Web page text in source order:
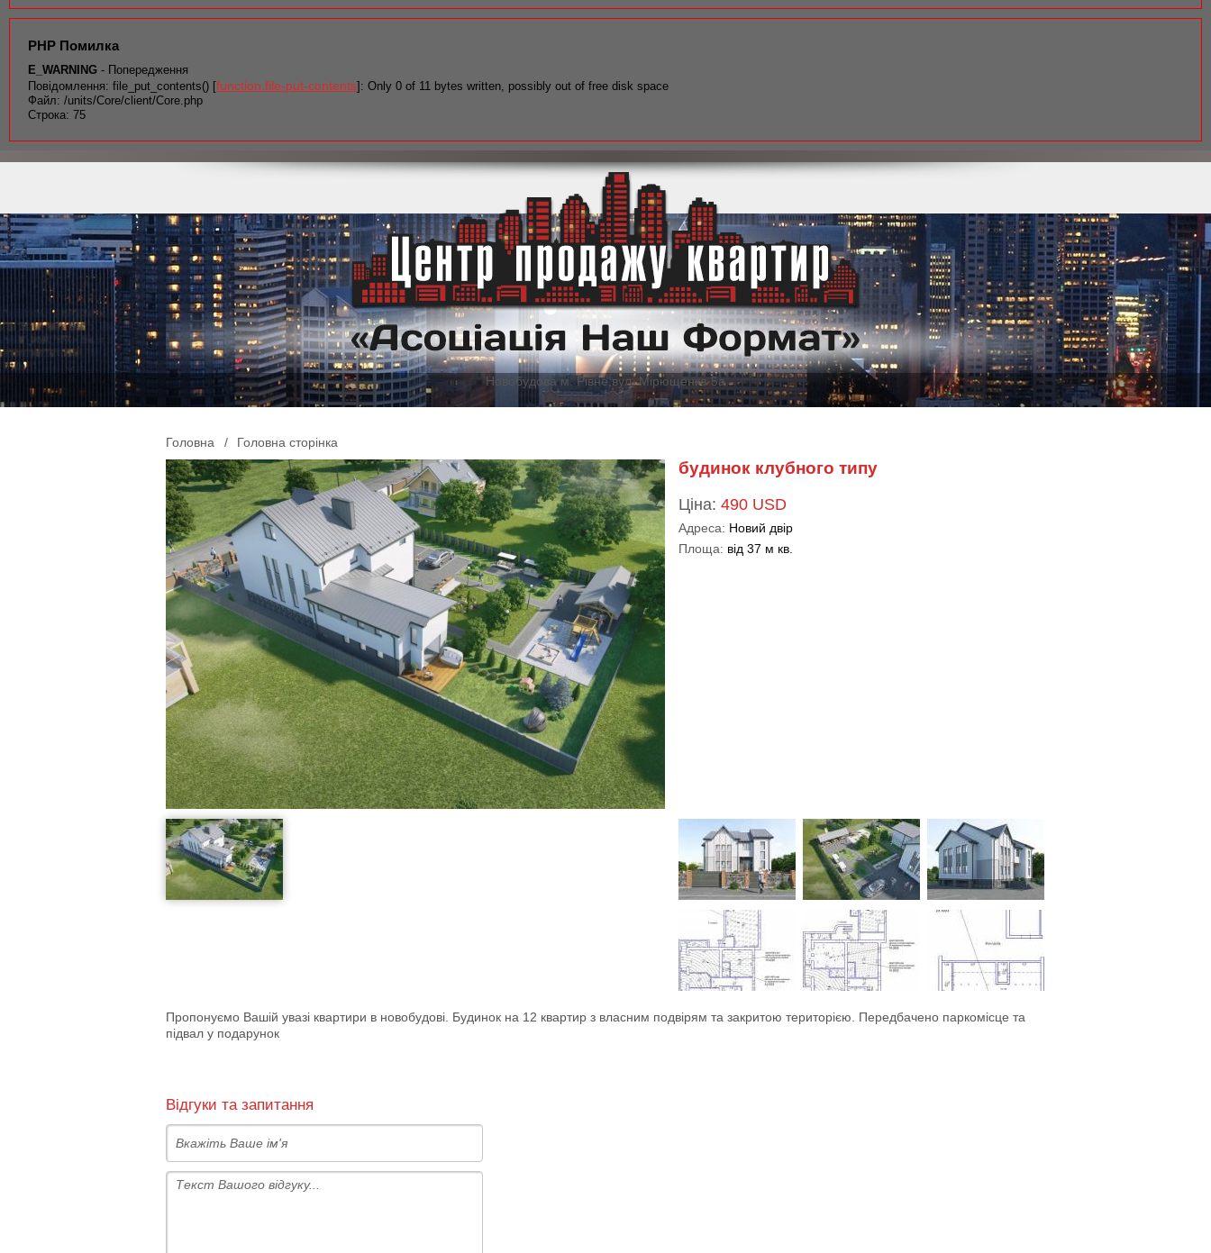
PHP Помилка
E_WARNING - Попередження
Повідомлення: file_put_contents() [function.file-put-contents]: Only 0 of 11 bytes written, possibly out of free disk space
Файл: /units/Core/client/Core.php
Строка: 75
Головна / Головна сторінка
будинок клубного типу
Ціна: 490 USD
Адреса: Новий двір
Площа: від 37 м кв.
Пропонуємо Вашій увазі квартири в новобудові. Будинок на 12 квартир з власним подвірям та закритою територією. Передбачено паркомісце та
підвал у подарунок
Відгуки та запитання
Новобудова м. Рівне,вул. Мірющенка 5а